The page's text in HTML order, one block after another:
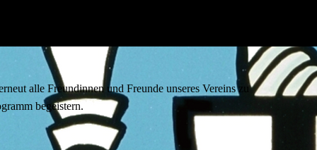
alle Freundinnen und Freunde unseres Vereins zu
begeistern.